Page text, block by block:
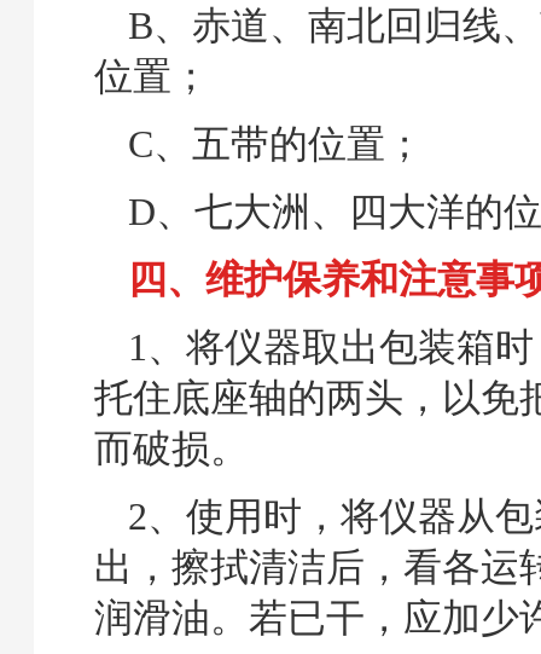
B、赤道、南北回归线
位置；
C、五带的位置；
D、七大洲、四大洋的
四、维护保养和注意事
1、将仪器取出包装箱
托住底座轴的两头，以免
而破损。
2、使用时，将仪器从
出，擦拭清洁后，看各运
润滑油。若已干，应加少